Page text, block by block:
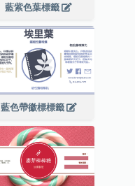
藍紫色葉標籤
藍色帶徽標標籤